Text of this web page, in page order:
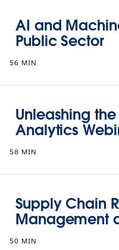
AI and
Public Sector
56 MIN
Unleashing
Analytics
58 MIN
Supply Chain
Management
50 MIN